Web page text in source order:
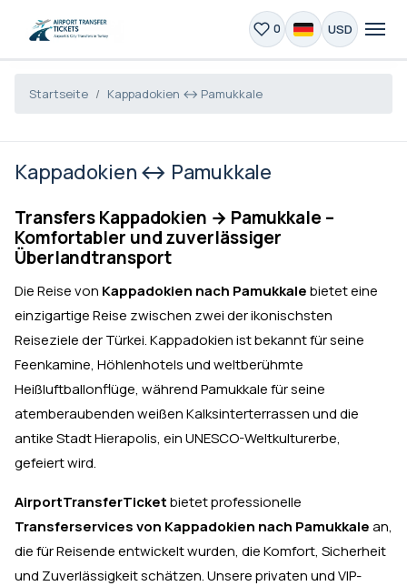
0 USD
Startseite Kappadokien ↔ Pamukkale
Kappadokien ↔ Pamukkale
Transfers Kappadokien → Pamukkale –
Komfortabler und zuverlässiger
Überlandtransport
Die Reise von Kappadokien nach Pamukkalebietet eine
einzigartige Reise zwischen zwei der ikonischsten
Reiseziele der Türkei. Kappadokien ist bekannt für seine
Feenkamine, Höhlenhotels und weltberühmte
Heißluftballonflüge, während Pamukkale für seine
atemberaubenden weißen Kalksinterterrassen und die
antike Stadt Hierapolis, ein UNESCO-Weltkulturerbe,
gefeiert wird.
AirportTransferTicketbietet professionelle
Transferservices von Kappadokien nach Pamukkalean,
die für Reisende entwickelt wurden, die Komfort, Sicherheit
und Zuverlässigkeit schätzen. Unsere privaten und VIP-